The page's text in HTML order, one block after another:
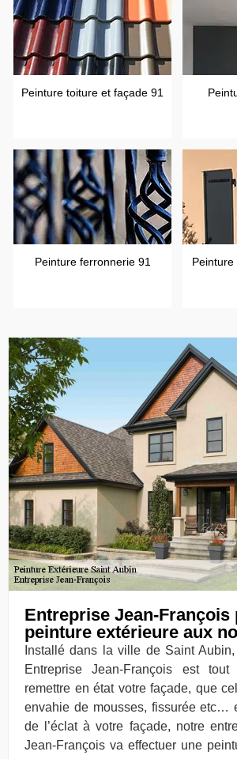
Peinture toiture et façade 91
Peinture ferronnerie 91 Peinture
Entreprise Jean-François
peinture extérieure aux
Installé dans la ville de Saint
Entreprise Jean-François est
remettre en état votre façade, que
envahie de mousses, fissurée etc…
de l’éclat à votre façade, notre
Jean-François va effectuer une